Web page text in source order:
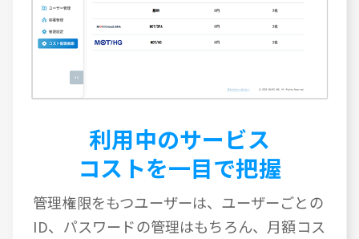
利用中のサービス
コストを一目で把握
管理権限をもつユーザーは、ユーザーごとの
ID、パスワードの管理はもちろん、月額コス